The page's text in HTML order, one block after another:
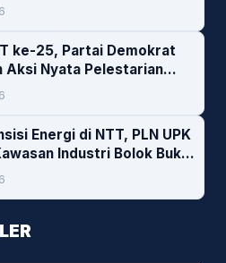
ke-25, Partai Demokrat
Aksi Nyata Pelestarian
Energi di NTT, PLN UPK
Industri Bolok Buka
Woodchip untuk
Bolok